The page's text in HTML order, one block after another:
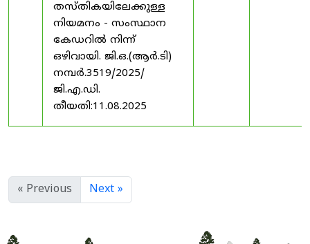
തസ്തികയിലേക്കുള്ള
നിയമനം - സംസ്ഥാന
കേഡറിൽ നിന്ന്
ഒഴിവായി. ജി.ഒ.(ആർ.ടി)
നമ്പർ.3519/2025/
ജി.എ.ഡി.
തീയതി:11.08.2025
« Previous Next »